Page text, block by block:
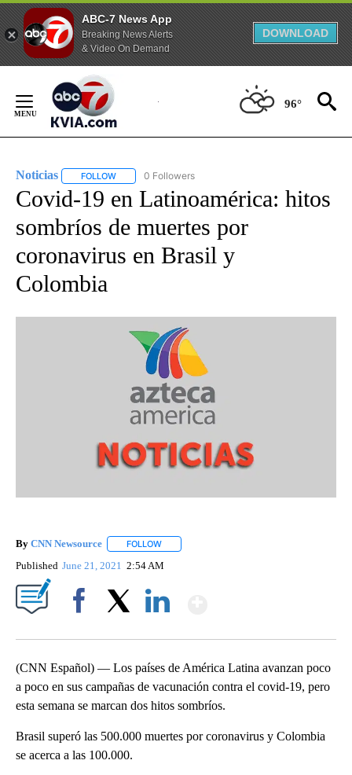
ABC-7 News App
Breaking News Alerts
& Video On Demand
DOWNLOAD
Content
96°
Noticias FOLLOW FOLLOW "NOTICIAS" TO RECEIVE NOTIFICATIONS
0 Followers
Covid-19 en Latinoamérica: hitos
sombríos de muertes por
coronavirus en Brasil y
Colombia
By CNN Newsource FOLLOW
Published June 21, 2021 2:54 AM
(CNN Español) — Los países de América Latina avanzan poco
a poco en sus campañas de vacunación contra el covid-19, pero
esta semana se marcan dos hitos sombríos.
Brasil superó las 500.000 muertes por coronavirus y Colombia
se acerca a las 100.000.